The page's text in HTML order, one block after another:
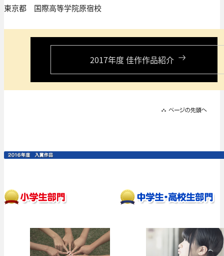
東京都 国際高等学院原宿校
2017年度 佳作作品紹介